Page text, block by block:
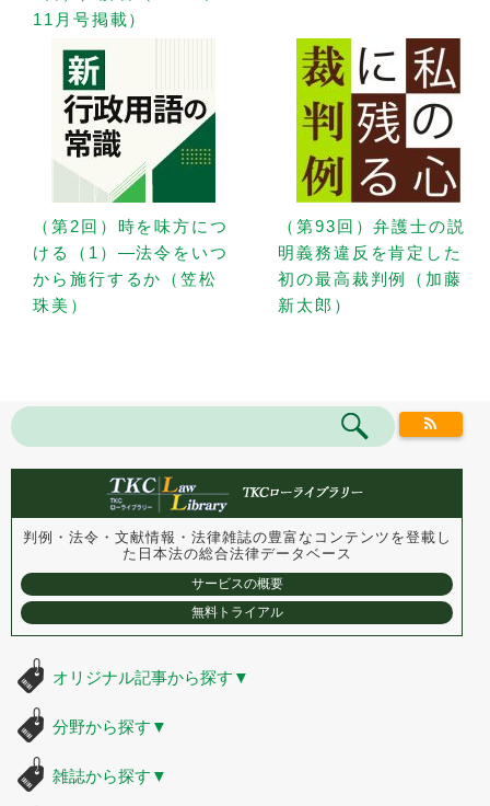
11月号掲載）
（第2回）時を味方につ
ける（1）—法令をいつ
から施行するか（笠松
珠美）
（第93回）弁護士の説
明義務違反を肯定した
初の最高裁判例（加藤
新太郎）
判例・法令・文献情報・法律雑誌の豊富なコンテンツを登載し
た 日本法の総合法律データベース
サービスの概要
無料トライアル
オリジナル記事から探す ▼
分野から探す ▼
雑誌から探す ▼